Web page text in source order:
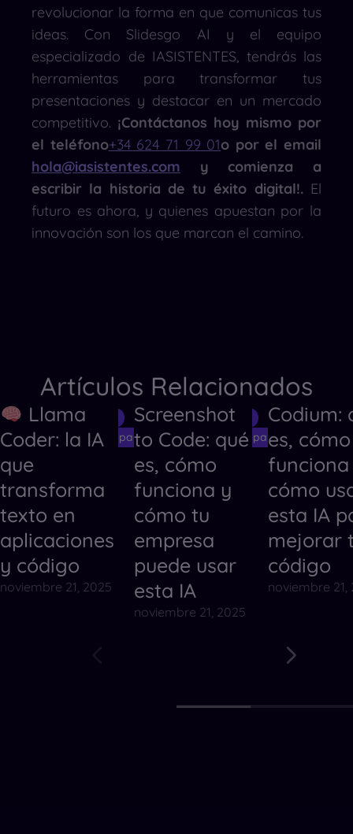
revolucionar la forma en que comunicas tus
ideas. Con Slidesgo AI y el equipo
especializado de IASISTENTES, tendrás las
herramientas para transformar tus
presentaciones y destacar en un mercado
competitivo. ¡Contáctanos hoy mismo por
el teléfono+34 624 71 99 01o por el email
hola@iasistentes.com y comienza a
escribir la historia de tu éxito digital!. El
futuro es ahora, y quienes apuestan por la
innovación son los que marcan el camino.
Artículos Relacionados
Herramientas de IA
Herramientas de IA para Crear Códigos
Llama
Coder: la IA
que
transforma
texto en
aplicaciones
y código
noviembre 21, 2025
Herramientas de IA
Herramientas de IA para Crear
Screenshot
to Code: qué
es, cómo
funciona y
cómo tu
empresa
puede usar
esta IA
noviembre 21, 2025
Codium:
es, cómo
cómo
esta IA
mejorar
código
noviembre 21,